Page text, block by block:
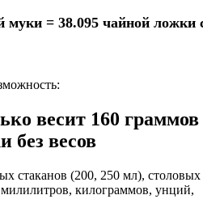
муки = 38.095 чайной ложки
весит 160 граммов
без весов
стаканов (200, 250 мл), столовых
килограммов, унций,